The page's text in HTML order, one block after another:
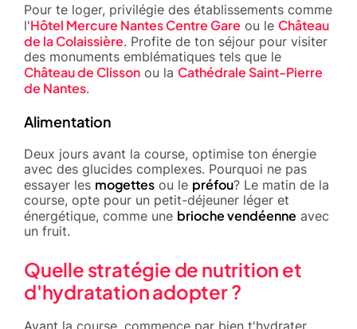
Pour te loger, privilégie des établissements comme
l'Hôtel Mercure Nantes Centre Gare ou le Château
de la Colaissière. Profite de ton séjour pour visiter
des monuments emblématiques tels que le
Château de Clisson ou la Cathédrale Saint-Pierre
de Nantes.
Alimentation
Deux jours avant la course, optimise ton énergie
avec des glucides complexes. Pourquoi ne pas
essayer les mogettes ou le préfou? Le matin de la
course, opte pour un petit-déjeuner léger et
énergétique, comme une brioche vendéenne avec
un fruit.
Quelle stratégie de nutrition et
d'hydratation adopter ?
Avant la course, commence par bien t'hydrater